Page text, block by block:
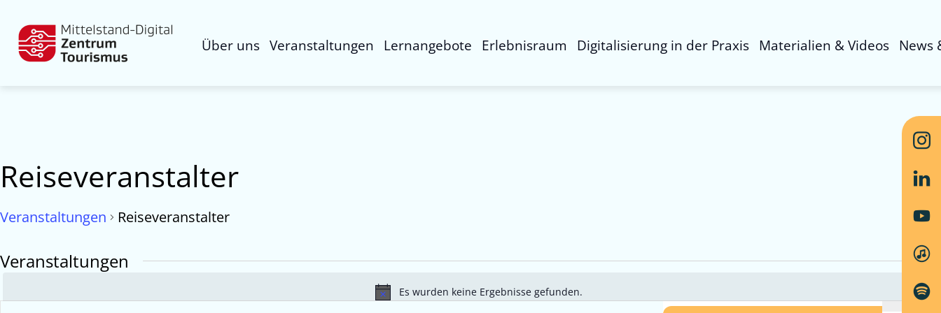
Über uns Veranstaltungen Lernangebote Erlebnisraum Digitalisierung in der Praxis Materialien & Videos News
Reiseveranstalter
Veranstaltungen Reiseveranstalter
Veranstaltungen
Hinweis
Es wurden keine Ergebnisse gefunden.